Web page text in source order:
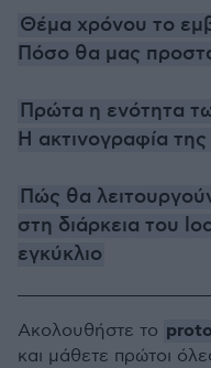
Θέμα χρόνου το
Πόσο θα μας
Πρώτα η ενότητα
Η ακτινογραφία
Πώς θα
στη διάρκεια του
εγκύκλιο
Ακολουθήστε το
και μάθετε πρώτοι